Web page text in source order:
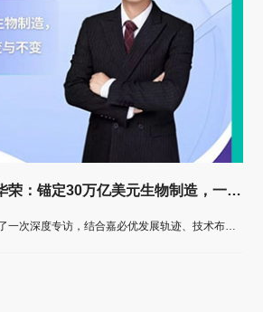
对话嘉必优董秘易华荣：锚定30万亿美元生物制造，一家中国企业的变与不变
智药局对易华荣先生进行了一次深度专访，结合嘉必优发展轨迹、技术布局与产业洞察，全面解析这家“微型跨国公司”如何在不确定性加剧的世界中，以技术定力与生态思维穿越周期，锚定长期价值。